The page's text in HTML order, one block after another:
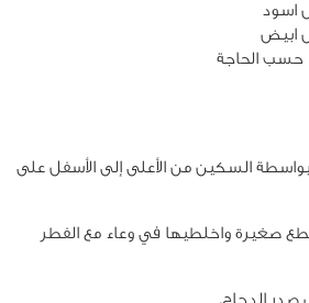
اسود
ابيض
حسب الحاجة
السكين من الأعلى إلى الأسفل على
صغيرة واخلطيها في وعاء مع الفطر
الدجاج.